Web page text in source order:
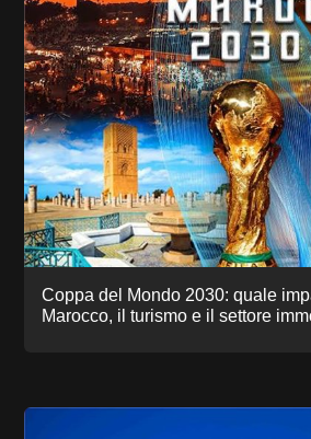
Coppa del Mondo 2030: quale
Marocco, il turismo e il settore